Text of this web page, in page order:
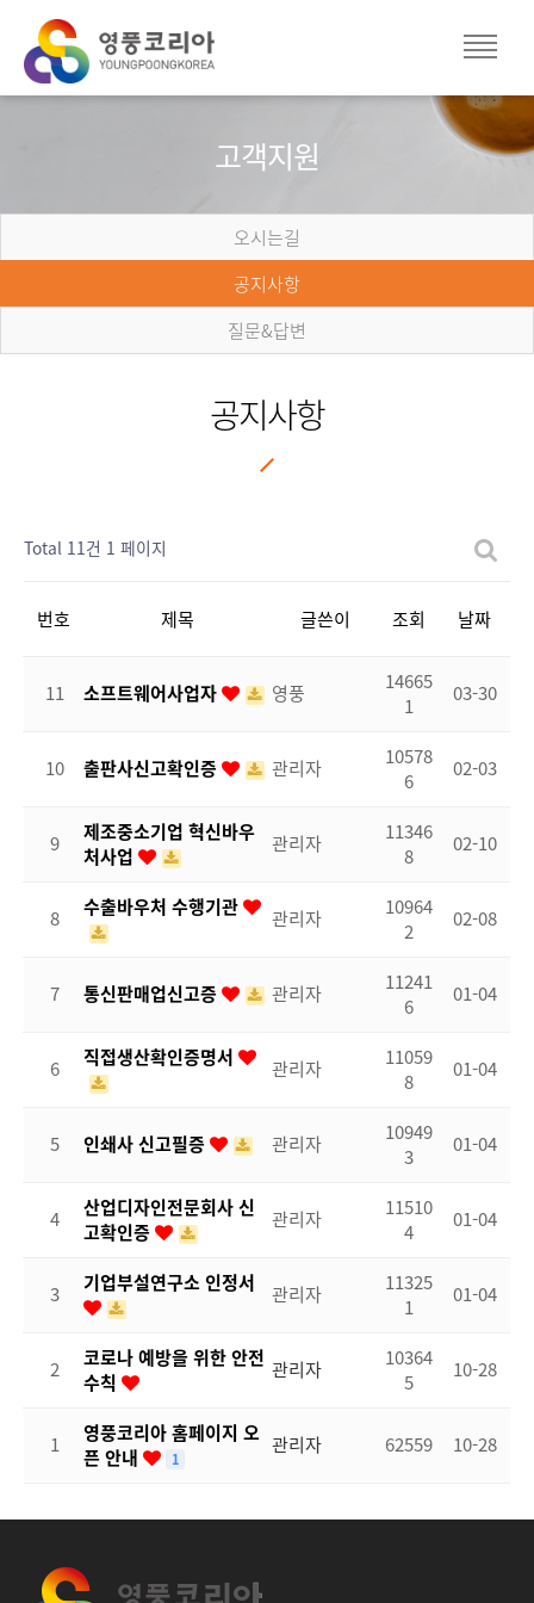
고객지원
오시는길
공지사항
질문&답변
공지사항
Total 11건 1 페이지
번호 제목 글쓴이 조회 날짜
11 소프트웨어사업자 영풍
14665
1
03-30
10 출판사신고확인증 관리자
10578
6
02-03
9
제조중소기업 혁신바우
처사업
관리자
11346
8
02-10
8 수출바우처 수행기관 관리자
10964
2
02-08
7 통신판매업신고증 관리자
11241
6
01-04
6 직접생산확인증명서 관리자
11059
8
01-04
5 인쇄사 신고필증 관리자
10949
3
01-04
4
산업디자인전문회사 신
고확인증
관리자
11510
4
01-04
3 기업부설연구소 인정서 관리자
11325
1
01-04
2
코로나 예방을 위한 안전
수칙
관리자
10364
5
10-28
1
영풍코리아 홈페이지 오
픈 안내
1
관리자 62559 10-28